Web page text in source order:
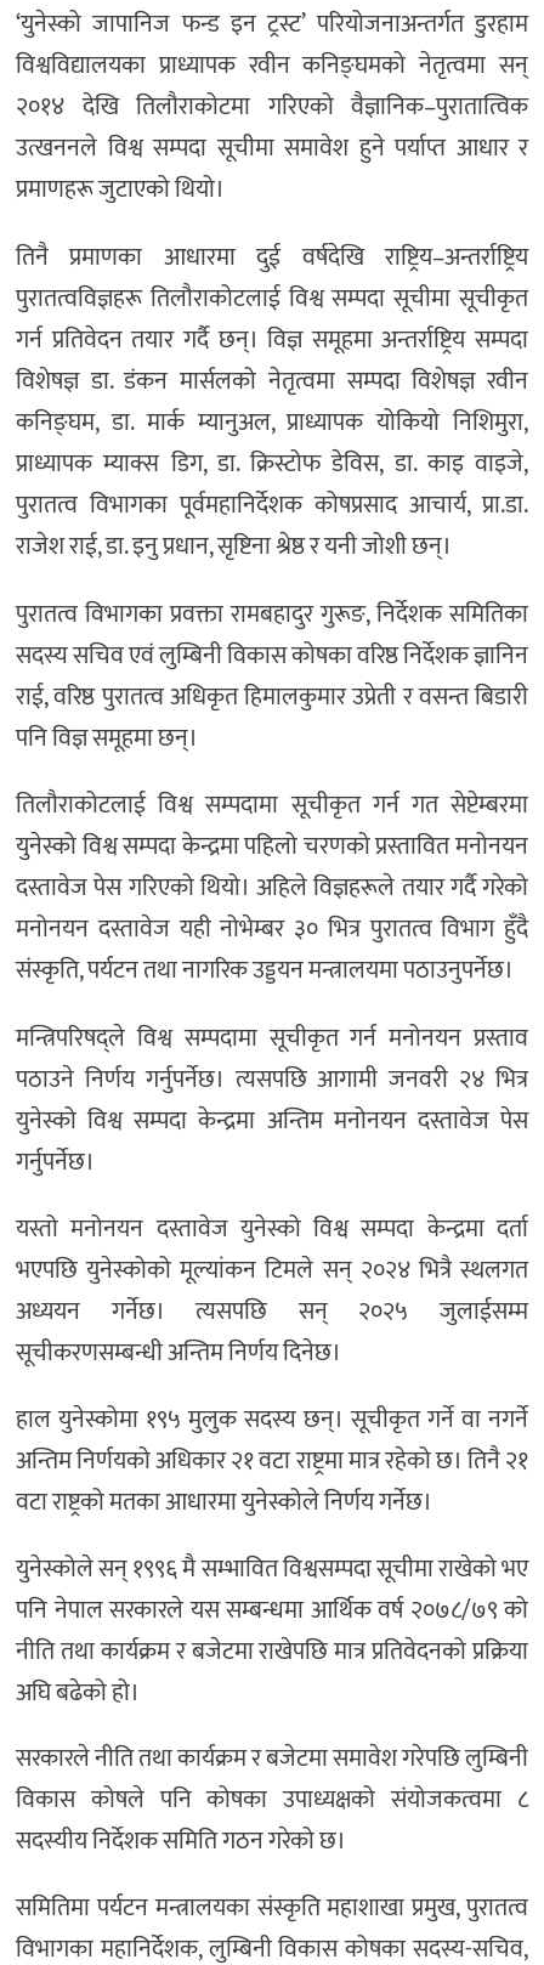
‘युनेस्को जापानिज फन्ड इन ट्रस्ट’ परियोजनाअन्तर्गत डुरहाम
विश्वविद्यालयका प्राध्यापक रवीन कनिङ्घमको नेतृत्वमा सन्
२०१४ देखि तिलौराकोटमा गरिएको वैज्ञानिक–पुरातात्विक
उत्खननले विश्व सम्पदा सूचीमा समावेश हुने पर्याप्त आधार र
प्रमाणहरू जुटाएको थियो।
तिनै प्रमाणका आधारमा दुई वर्षदेखि राष्ट्रिय–अन्तर्राष्ट्रिय
पुरातत्वविज्ञहरू तिलौराकोटलाई विश्व सम्पदा सूचीमा सूचीकृत
गर्न प्रतिवेदन तयार गर्दै छन्। विज्ञ समूहमा अन्तर्राष्ट्रिय सम्पदा
विशेषज्ञ डा. डंकन मार्सलको नेतृत्वमा सम्पदा विशेषज्ञ रवीन
कनिङ्घम, डा. मार्क म्यानुअल, प्राध्यापक योकियो निशिमुरा,
प्राध्यापक म्याक्स डिग, डा. क्रिस्टोफ डेविस, डा. काइ वाइजे,
पुरातत्व विभागका पूर्वमहानिर्देशक कोषप्रसाद आचार्य, प्रा.डा.
राजेश राई, डा. इनु प्रधान, सृष्टिना श्रेष्ठ र यनी जोशी छन्।
पुरातत्व विभागका प्रवक्ता रामबहादुर गुरूङ, निर्देशक समितिका
सदस्य सचिव एवं लुम्बिनी विकास कोषका वरिष्ठ निर्देशक ज्ञानिन
राई, वरिष्ठ पुरातत्व अधिकृत हिमालकुमार उप्रेती र वसन्त बिडारी
पनि विज्ञ समूहमा छन्।
तिलौराकोटलाई विश्व सम्पदामा सूचीकृत गर्न गत सेप्टेम्बरमा
युनेस्को विश्व सम्पदा केन्द्रमा पहिलो चरणको प्रस्तावित मनोनयन
दस्तावेज पेस गरिएको थियो। अहिले विज्ञहरूले तयार गर्दै गरेको
मनोनयन दस्तावेज यही नोभेम्बर ३० भित्र पुरातत्व विभाग हुँदै
संस्कृति, पर्यटन तथा नागरिक उड्डयन मन्त्रालयमा पठाउनुपर्नेछ।
मन्त्रिपरिषद्ले विश्व सम्पदामा सूचीकृत गर्न मनोनयन प्रस्ताव
पठाउने निर्णय गर्नुपर्नेछ। त्यसपछि आगामी जनवरी २४ भित्र
युनेस्को विश्व सम्पदा केन्द्रमा अन्तिम मनोनयन दस्तावेज पेस
गर्नुपर्नेछ।
यस्तो मनोनयन दस्तावेज युनेस्को विश्व सम्पदा केन्द्रमा दर्ता
भएपछि युनेस्कोको मूल्यांकन टिमले सन् २०२४ भित्रै स्थलगत
अध्ययन गर्नेछ। त्यसपछि सन् २०२५ जुलाईसम्म
सूचीकरणसम्बन्धी अन्तिम निर्णय दिनेछ।
हाल युनेस्कोमा १९५ मुलुक सदस्य छन्। सूचीकृत गर्ने वा नगर्ने
अन्तिम निर्णयको अधिकार २१ वटा राष्ट्रमा मात्र रहेको छ। तिनै २१
वटा राष्ट्रको मतका आधारमा युनेस्कोले निर्णय गर्नेछ।
युनेस्कोले सन् १९९६ मै सम्भावित विश्वसम्पदा सूचीमा राखेको भए
पनि नेपाल सरकारले यस सम्बन्धमा आर्थिक वर्ष २०७८/७९ को
नीति तथा कार्यक्रम र बजेटमा राखेपछि मात्र प्रतिवेदनको प्रक्रिया
अघि बढेको हो।
सरकारले नीति तथा कार्यक्रम र बजेटमा समावेश गरेपछि लुम्बिनी
विकास कोषले पनि कोषका उपाध्यक्षको संयोजकत्वमा ८
सदस्यीय निर्देशक समिति गठन गरेको छ।
समितिमा पर्यटन मन्त्रालयका संस्कृति महाशाखा प्रमुख, पुरातत्व
विभागका महानिर्देशक, लुम्बिनी विकास कोषका सदस्य-सचिव,